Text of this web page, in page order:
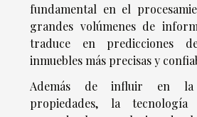
fundamental en el
grandes volúmenes de
traduce en predicciones
inmuebles más precisas y
Además de influir en la
propiedades, la